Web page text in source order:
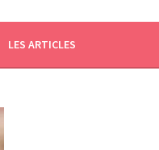
LES ARTICLES